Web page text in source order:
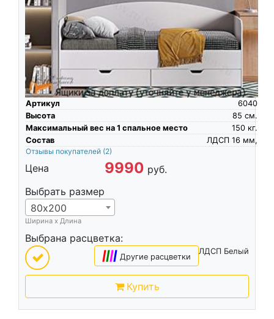
Артикул
6040
Высота
см.
85
Максимальный вес на 1 спальное место
кг.
150
Состав
ЛДСП 16 мм,
Отзывы покупателей (2)
Цена 9990 руб.
Выбрать размер
80х200
Ширина х Длина
Выбрана расцветка:
ЛДСП Белый
|||| Другие расцветки
Купить